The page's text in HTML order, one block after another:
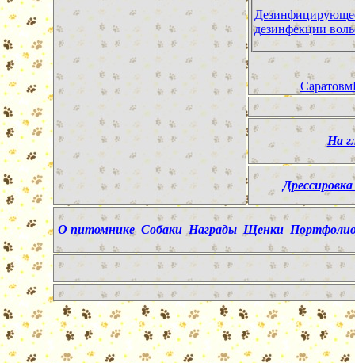
дезинфекции
На
О питомнике Собаки Награды Щенки